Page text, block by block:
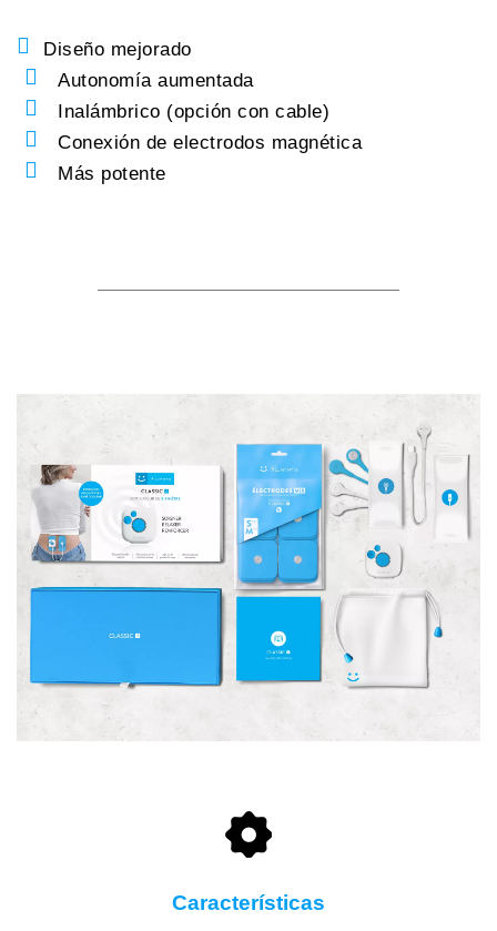
Diseño mejorado
Autonomía aumentada
Inalámbrico (opción con cable)
Conexión de electrodos magnética
Más potente
Características